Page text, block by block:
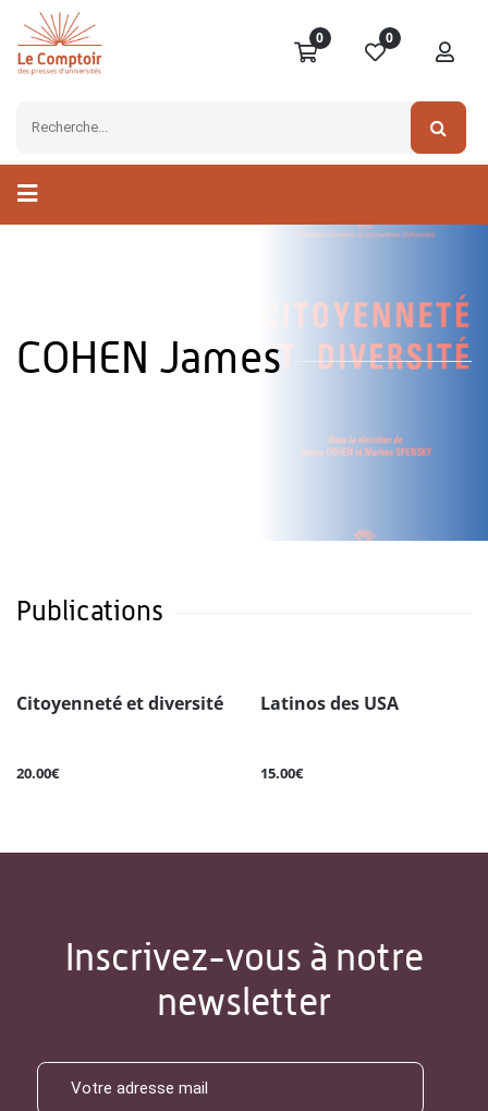
0 0
COHEN James
Publications
Citoyenneté et diversité
20.00€
Latinos des USA
15.00€
Inscrivez-vous à notre
newsletter